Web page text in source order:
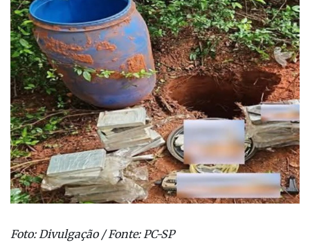
Foto: Divulgação / Fonte: PC-SP